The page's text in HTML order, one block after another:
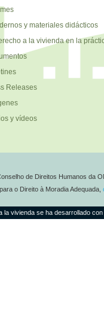
y materiales didácticos
a la vivienda en la
Releases
y vídeos
de Direitos Humanos da
o Direito à Moradia Adequada,
la vivienda se ha desarrollado